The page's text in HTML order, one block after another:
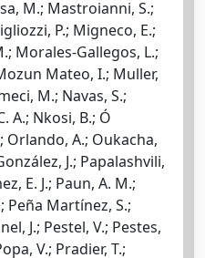
M.; Mastroianni, S.;
P.; Migneco, E.;
Morales-Gallegos, L.;
Mateo, I.; Muller,
M.; Navas, S.;
A.; Nkosi, B.; Ó
Orlando, A.; Oukacha,
J.; Papalashvili,
E. J.; Paun, A. M.;
Peña Martínez, S.;
J.; Pestel, V.; Pestes,
V.; Pradier, T.;